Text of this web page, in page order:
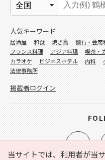
当サイトでは、利用者が当
人気キーワード
居酒屋 和食 焼き鳥 懐石・会席
フランス料理
アジア料理 喫茶・
カラオケ
ビジネスホテル 内科
法律事務所
掲載者ログイン